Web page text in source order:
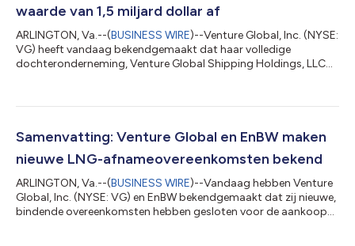
waarde van 1,5 miljard dollar af
ARLINGTON, Va.--(BUSINESS WIRE)--Venture Global, Inc. (NYSE:
VG) heeft vandaag bekendgemaakt dat haar volledige
dochteronderneming, Venture Global Shipping Holdings, LLC
totale hoofdsom van maximaal $ 1.500.000.000. De Faciliteit
coördinerende hoofdarrangeurs voor de faciliteit. ING fungeert
tevens als facilite...
Samenvatting: Venture Global en EnBW maken
nieuwe LNG-afnameovereenkomsten bekend
ARLINGTON, Va.--(BUSINESS WIRE)--Vandaag hebben Venture
Global, Inc. (NYSE: VG) en EnBW bekendgemaakt dat zij nieuwe,
bindende overeenkomsten hebben gesloten voor de aankoop